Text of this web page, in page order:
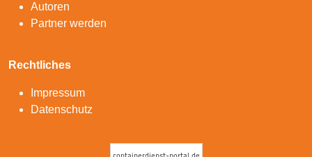
Autoren
Partner werden
Rechtliches
Impressum
Datenschutz